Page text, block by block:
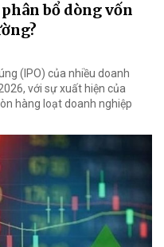
phân bổ dòng vốn
(IPO) của nhiều doanh
với sự xuất hiện của
hàng loạt doanh nghiệp